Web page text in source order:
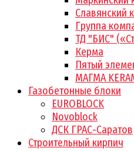
Славянский
Группа
ТД "БИС"
Керма
Пятый
МАГМА
Газобетонные блоки
EUROBLOCK
Novoblock
ДСК ГРАС-Саратов
Строительный кирпич